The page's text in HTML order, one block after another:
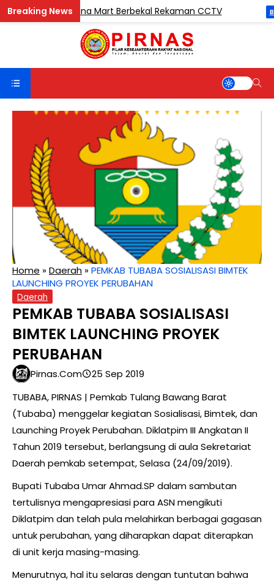
di Madina Mart Berbekal Rekaman CCTV
Home »Daerah »PEMKAB TUBABA SOSIALISASI BIMTEK
LAUNCHING PROYEK PERUBAHAN
Daerah
PEMKAB TUBABA SOSIALISASI
BIMTEK LAUNCHING PROYEK
PERUBAHAN
Pirnas.com
25 Sep 2019
TUBABA, PIRNAS | Pemkab Tulang Bawang Barat
(Tubaba) menggelar kegiatan Sosialisasi, Bimtek, dan
Launching Proyek Perubahan. Diklatpim III Angkatan II
Tahun 2019 tersebut, berlangsung di aula Sekretariat
Daerah pemkab setempat, Selasa (24/09/2019).
Bupati Tubaba Umar Ahmad.SP dalam sambutan
tertulisnya mengapresiasi para ASN mengikuti
Diklatpim dan telah pula melahirkan berbagai gagasan
untuk perubahan, yang diharapkan dapat diterapkan
di unit kerja masing-masing.
Menurutnya, hal itu selaras dengan tuntutan bahwa